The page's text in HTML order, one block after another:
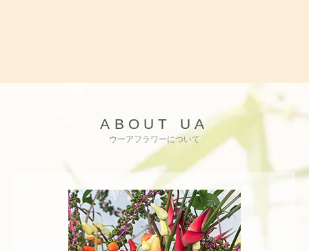
ABOUT UA
ウーアフラワーについて